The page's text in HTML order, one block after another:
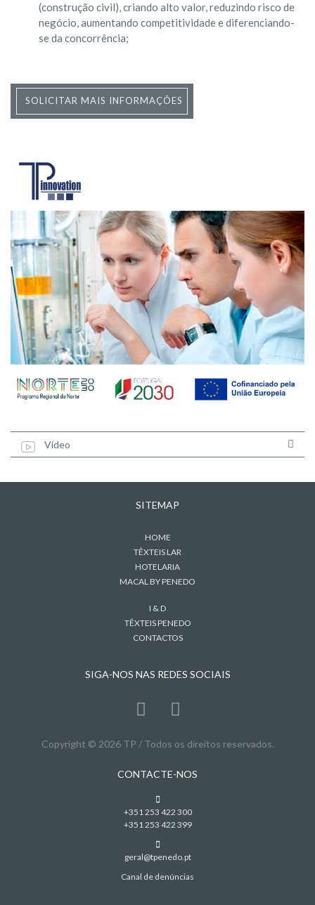
(construção civil), criando alto valor, reduzindo risco de
negócio, aumentando competitividade e diferenciando-
se da concorrência;
SOLICITAR MAIS INFORMAÇÕES
Vídeo
SITEMAP
HOME
TÊXTEIS LAR
HOTELARIA
MACAL BY PENEDO
I & D
TÊXTEIS PENEDO
CONTACTOS
SIGA-NOS NAS REDES SOCIAIS
Copyright © 2026 TP / Todos os direitos reservados.
CONTACTE-NOS
+351 253 422 300
+351 253 422 399
geral@tpenedo.pt
Canal de denúncias